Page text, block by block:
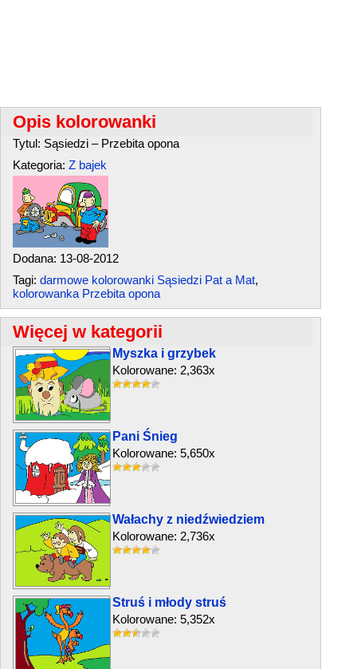
Opis kolorowanki
Tytul: Sąsiedzi – Przebita opona
Kategoria: Z bajek
Dodana: 13-08-2012
Tagi: darmowe kolorowanki Sąsiedzi Pat a Mat,
kolorowanka Przebita opona
Więcej w kategorii
Myszka i grzybek
Kolorowane: 2,363x
Pani Śnieg
Kolorowane: 5,650x
Wałachy z niedźwiedziem
Kolorowane: 2,736x
Struś i młody struś
Kolorowane: 5,352x